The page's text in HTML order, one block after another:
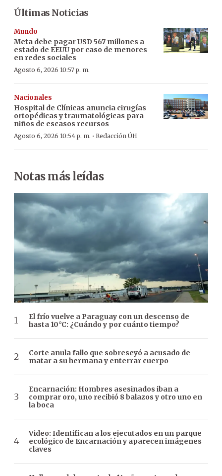
Últimas Noticias
Mundo
Meta debe pagar USD 567 millones a
estado de EEUU por caso de menores
en redes sociales
Agosto 6, 2026 10:57 p. m.
Nacionales
Hospital de Clínicas anuncia cirugías
ortopédicas y traumatológicas para
niños de escasos recursos
Agosto 6, 2026 10:54 p. m. · Redacción ÚH
Notas más leídas
El frío vuelve a Paraguay con un descenso de
hasta 10°C: ¿Cuándo y por cuánto tiempo?
Corte anula fallo que sobreseyó a acusado de
matar a su hermana y enterrar cuerpo
Encarnación: Hombres asesinados iban a
comprar oro, uno recibió 8 balazos y otro uno en
la boca
Video: Identifican a los ejecutados en un parque
ecológico de Encarnación y aparecen imágenes
claves